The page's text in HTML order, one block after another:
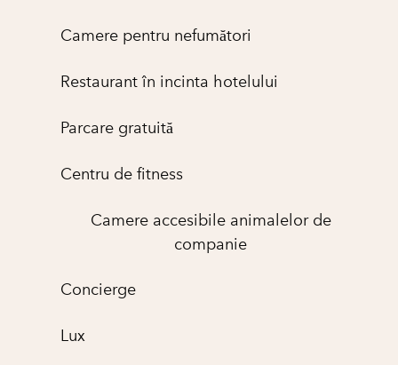
Camere pentru nefumători
Restaurant în incinta hotelului
Parcare gratuită
Centru de fitness
Camere accesibile animalelor de
companie
Concierge
Lux